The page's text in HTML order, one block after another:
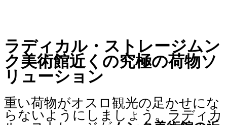
ラディカル・ストレージムン
ク美術館近くの究極の荷物ソ
リューション
重い荷物がオスロ観光の足かせにな
らないようにしましょう。ラディカ